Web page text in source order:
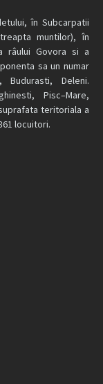
în Subcarpatii
muntilor), în
râului Govora si a
sa un numar
Deleni.
Pisc–Mare,
teritoriala a
locuitori.